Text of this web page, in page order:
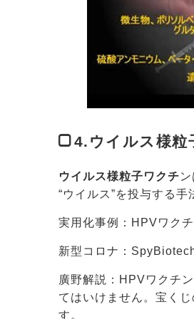
4.ウイルス様粒
ウイルス様粒子ワクチ
“ウイルス”を投与する
実用化事例：HPVワク
新型コロナ：
廣野解説：HPVワクチ
てはいけません。宝く
す。